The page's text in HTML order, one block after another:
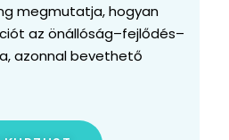
megmutatja, hogyan
az önállóság–fejlődés–
azonnal bevethető